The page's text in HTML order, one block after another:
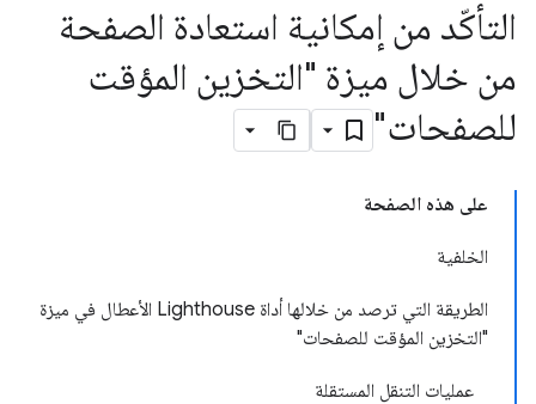
التأكّد من إمكانية استعادة الصفحة
من خلال ميزة "التخزين المؤقت
للصفحات"
على هذه الصفحة
الخلفية
الطريقة التي ترصد من خلالها أداة Lighthouse الأعطال في ميزة
"التخزين المؤقت للصفحات"
عمليات التنقل المستقلة